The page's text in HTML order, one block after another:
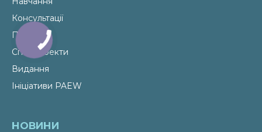
Консультації
Послуги
Спецпроекти
Видання
Ініціативи PAEW
НОВИНИ